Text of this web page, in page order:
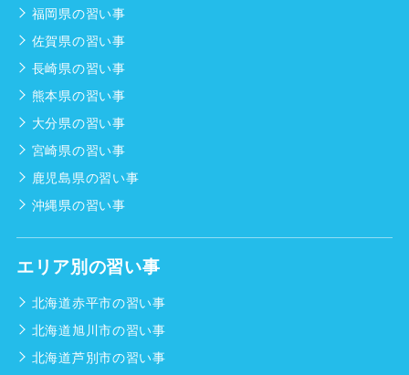
福岡県の習い事
佐賀県の習い事
長崎県の習い事
熊本県の習い事
大分県の習い事
宮崎県の習い事
鹿児島県の習い事
沖縄県の習い事
エリア別の習い事
北海道赤平市の習い事
北海道旭川市の習い事
北海道芦別市の習い事